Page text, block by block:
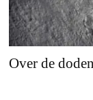
Over de